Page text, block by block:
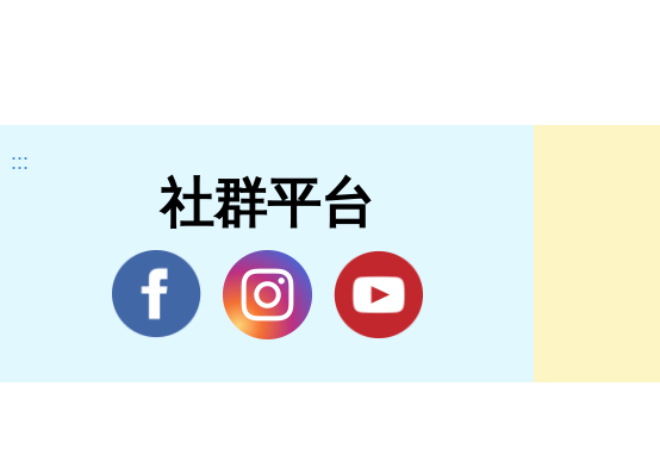
:::
社群平台